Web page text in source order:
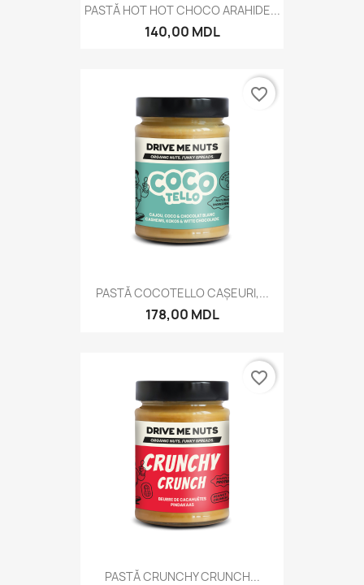
PASTĂ HOT HOT CHOCO ARAHIDE...
140,00 MDL
PASTĂ COCOTELLO CAȘEURI,...
178,00 MDL
favorite_border
PASTĂ CRUNCHY CRUNCH...
favorite_border